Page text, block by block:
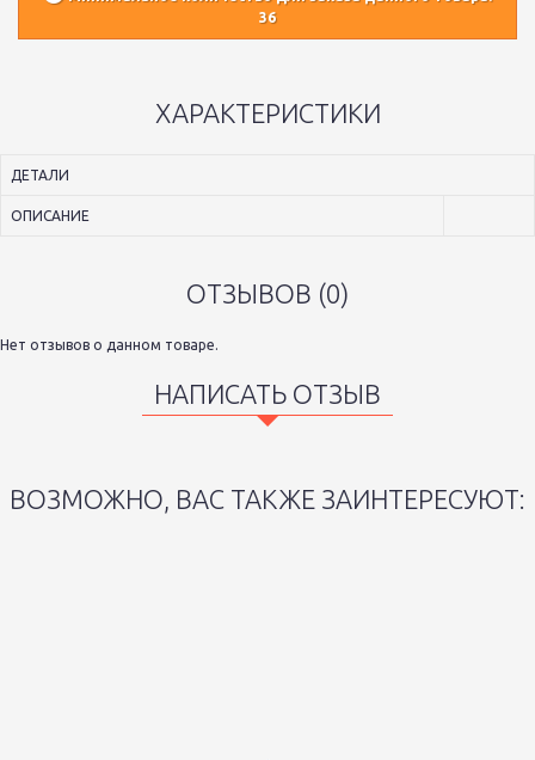
36
ХАРАКТЕРИСТИКИ
ДЕТАЛИ
ОПИСАНИЕ
ОТЗЫВОВ (0)
Нет отзывов о данном товаре.
НАПИСАТЬ ОТЗЫВ
ВОЗМОЖНО, ВАС ТАКЖЕ ЗАИНТЕРЕСУЮТ: